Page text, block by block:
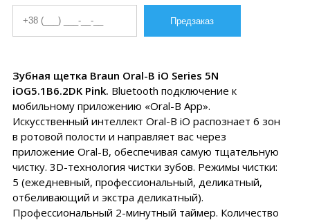
Зубная щетка Braun Oral-B iO Series 5N
iOG5.1B6.2DK Pink. Bluetooth подключение к
мобильному приложению «Oral-B App».
Искусственный интеллект Oral-B iO распознает 6 зон
в ротовой полости и направляет вас через
приложение Oral-B, обеспечивая самую тщательную
чистку. 3D-технология чистки зубов. Режимы чистки:
5 (ежедневный, профессиональный, деликатный,
отбеливающий и экстра деликатный).
Профессиональный 2-минутный таймер. Количество